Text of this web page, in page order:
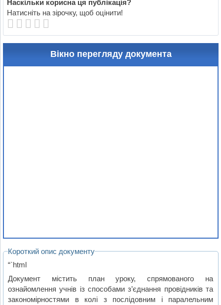
Наскільки корисна ця публікація?
Натисніть на зірочку, щоб оцінити!
Вікно перегляду документа
Короткий опис документу
“`html
Документ містить план уроку, спрямованого на
ознайомлення учнів із способами з’єднання провідників та
закономірностями в колі з послідовним і паралельним